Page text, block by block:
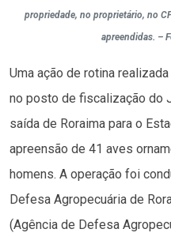
propriedade, no proprietário, no
apreendidas. –
Uma ação de rotina
no posto de fiscalização do
saída de Roraima para o
apreensão de 41 aves
homens. A operação foi
Defesa Agropecuária de
(Agência de Defesa